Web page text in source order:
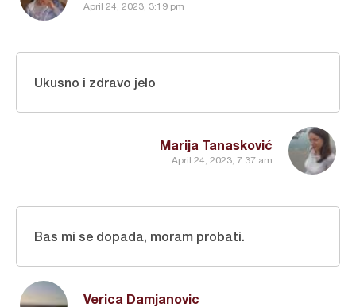
April 24, 2023, 3:19 pm
Marija Tanasković
April 24, 2023, 7:37 am
Ukusno i zdravo jelo
Verica Damjanovic
Bas mi se dopada, moram probati.